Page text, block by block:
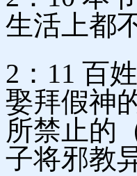
生活上都
2：11 百
娶拜假神
所禁止的
子将邪教